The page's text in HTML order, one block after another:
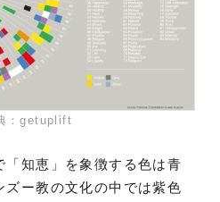
：getuplift
「知恵」を象徴する色は青
ズー教の文化の中では紫色